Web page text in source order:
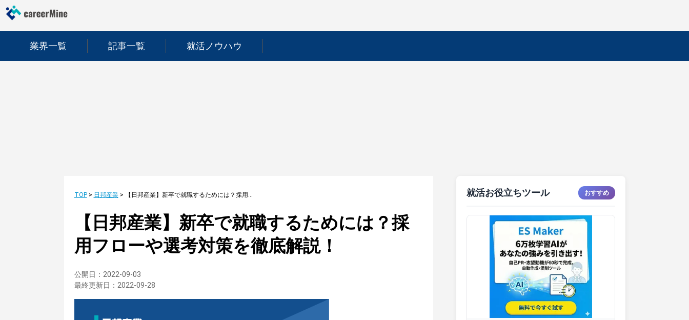
業界一覧 記事一覧 就活ノウハウ
TOP> 日邦産業> 【日邦産業】新卒で就職するためには？採用フローや選考対策を徹底解説！
【日邦産業】新卒で就職するためには？採
用フローや選考対策を徹底解説！
公開日： 2022-09-03
最終更新日： 2022-09-28
就活お役立ちツール おすすめ